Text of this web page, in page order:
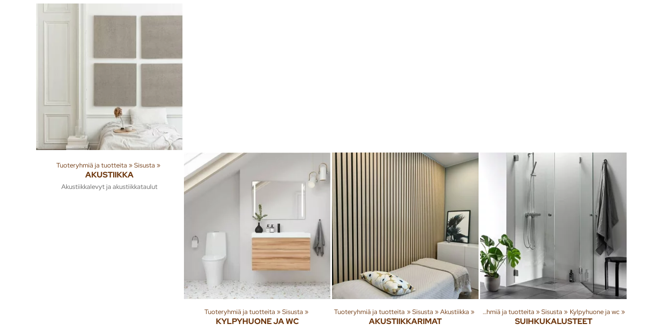
Tuoteryhmiä ja tuotteita ‪»Sisusta ‪»
AKUSTIIKKA
Akustiikkalevyt ja akustiikkataulut
Tuoteryhmiä ja tuotteita ‪»Sisusta ‪»
KYLPYHUONE JA WC
Tuoteryhmiä ja tuotteita ‪»Sisusta ‪»Akustiikka ‪»
AKUSTIIKKARIMAT
Tuoteryhmiä ja tuotteita ‪»Sisusta ‪» Kylpyhuone ja wc‪»
SUIHKUKALUSTEET